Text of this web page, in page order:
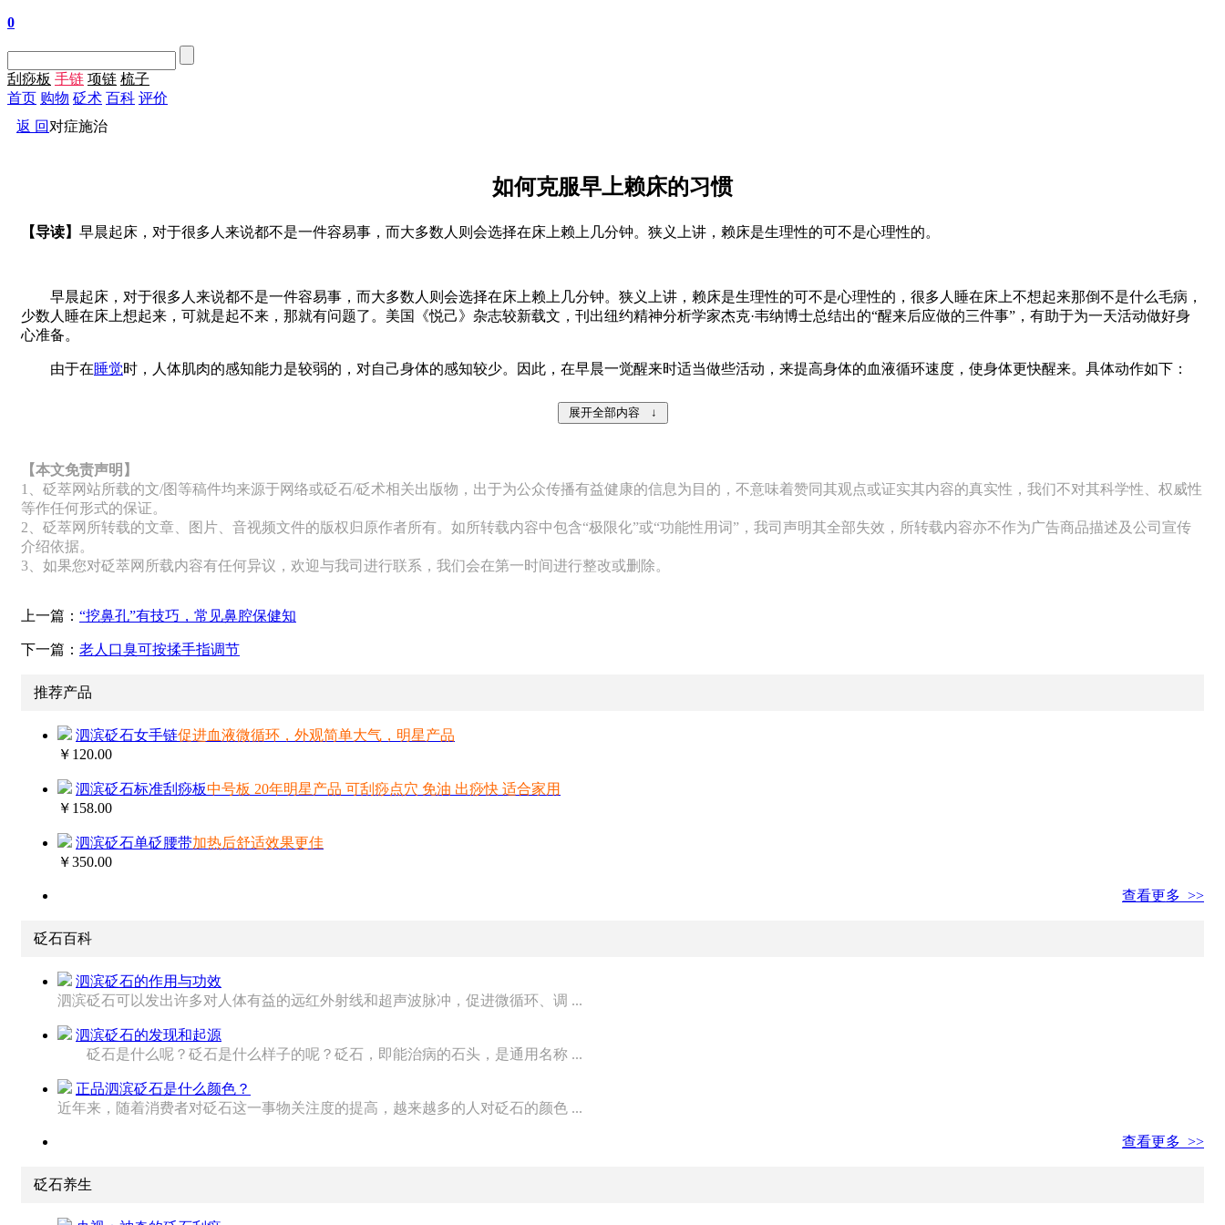
0
刮痧板 手链 项链 梳子
首页 购物 砭术 百科 评价
返 回 对症施治
如何克服早上赖床的习惯
【导读】 早晨起床，对于很多人来说都不是一件容易事，而大多数人则会选择在床上赖上几分钟。狭义上讲，赖床是生理性的可不是心理性的。
早晨起床，对于很多人来说都不是一件容易事，而大多数人则会选择在床上赖上几分钟。狭义上讲，赖床是生理性的可不是心理性的，很多人睡在床上不想起来那倒不是什么毛病，
少数人睡在床上想起来，可就是起不来，那就有问题了。美国《悦己》杂志较新载文，刊出纽约精神分析学家杰克·韦纳博士总结出的“醒来后应做的三件事”，有助于为一天活动做好身
心准备。
由于在睡觉时，人体肌肉的感知能力是较弱的，对自己身体的感知较少。因此，在早晨一觉醒来时适当做些活动，来提高身体的血液循环速度，使身体更快醒来。具体动作如下：
【本文免责声明】
1、砭萃网站所载的文/图等稿件均来源于网络或砭石/砭术相关出版物，出于为公众传播有益健康的信息为目的，不意味着赞同其观点或证实其内容的真实性，我们不对其科学性、权威性
等作任何形式的保证。
2、砭萃网所转载的文章、图片、音视频文件的版权归原作者所有。如所转载内容中包含“极限化”或“功能性用词”，我司声明其全部失效，所转载内容亦不作为广告商品描述及公司宣传
介绍依据。
3、如果您对砭萃网所载内容有任何异议，欢迎与我司进行联系，我们会在第一时间进行整改或删除。
上一篇： “挖鼻孔”有技巧，常见鼻腔保健知
下一篇： 老人口臭可按揉手指调节
推荐产品
泗滨砭石女手链促进血液微循环，外观简单大气，明星产品
￥120.00
泗滨砭石标准刮痧板中号板 20年明星产品 可刮痧点穴 免油 出痧快 适合家用
￥158.00
泗滨砭石单砭腰带加热后舒适效果更佳
￥350.00
查看更多 >>
砭石百科
泗滨砭石的作用与功效
泗滨砭石可以发出许多对人体有益的远红外射线和超声波脉冲，促进微循环、调 ...
泗滨砭石的发现和起源
砭石是什么呢？砭石是什么样子的呢？砭石，即能治病的石头，是通用名称 ...
正品泗滨砭石是什么颜色？
近年来，随着消费者对砭石这一事物关注度的提高，越来越多的人对砭石的颜色 ...
查看更多 >>
砭石养生